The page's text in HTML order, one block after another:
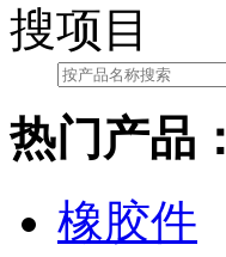
搜项目
热门产品：
橡胶件